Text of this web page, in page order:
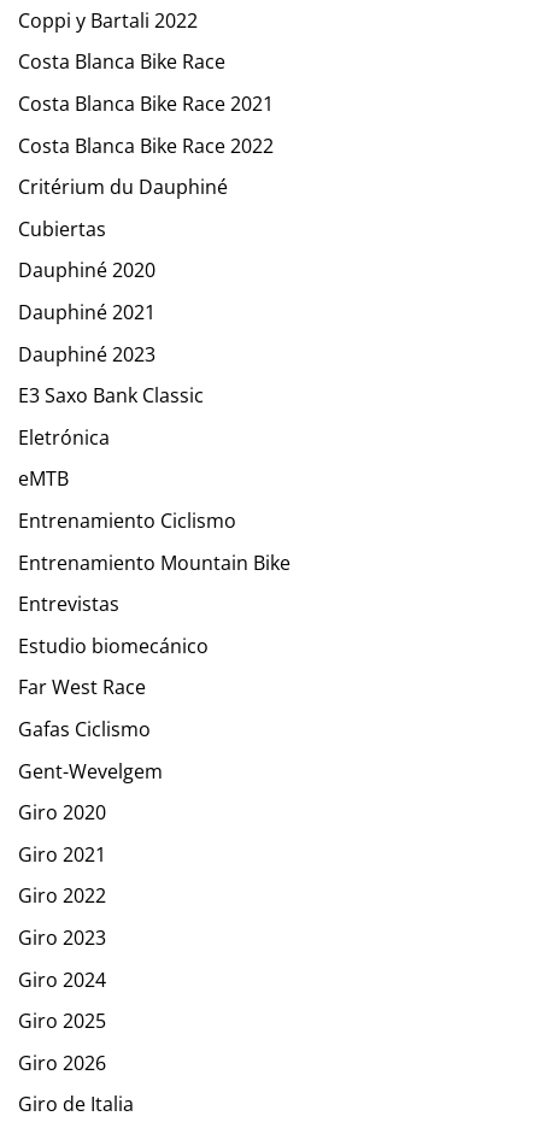
Coppi y Bartali 2022
Costa Blanca Bike Race
Costa Blanca Bike Race 2021
Costa Blanca Bike Race 2022
Critérium du Dauphiné
Cubiertas
Dauphiné 2020
Dauphiné 2021
Dauphiné 2023
E3 Saxo Bank Classic
Eletrónica
eMTB
Entrenamiento Ciclismo
Entrenamiento Mountain Bike
Entrevistas
Estudio biomecánico
Far West Race
Gafas Ciclismo
Gent-Wevelgem
Giro 2020
Giro 2021
Giro 2022
Giro 2023
Giro 2024
Giro 2025
Giro 2026
Giro de Italia